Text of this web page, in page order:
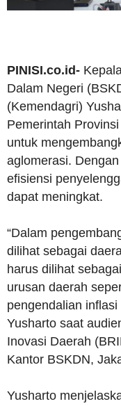
PINISI.co.id-
Dalam Negeri
(Kemendagri)
Pemerintah
untuk
aglomerasi.
efisiensi
dapat meningkat.
“Dalam
dilihat sebagai
harus dilihat
urusan daerah
pengendalian
Yusharto saat
Inovasi Daerah
Kantor BSKDN,
Yusharto